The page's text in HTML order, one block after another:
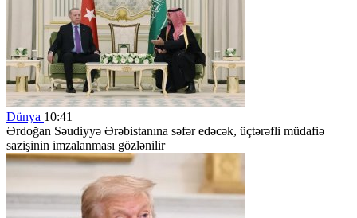
Dünya 10:41
Ərdoğan Səudiyyə Ərəbistanına səfər edəcək, üçtərəfli müdafiə
sazişinin imzalanması gözlənilir